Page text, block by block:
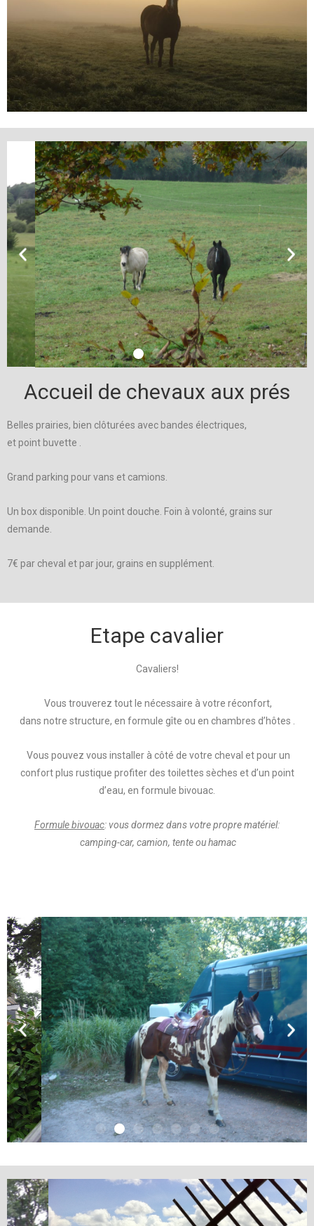
Accueil de chevaux aux prés
Belles prairies, bien clôturées avec bandes électriques,
et point buvette .
Grand parking pour vans et camions.
Un box disponible. Un point douche. Foin à volonté, grains sur
demande.
7€ par cheval et par jour, grains en supplément.
Etape cavalier
Cavaliers!
Vous trouverez tout le nécessaire à votre réconfort,
dans notre structure, en formule gîte ou en chambres d’hôtes .
Vous pouvez vous installer à côté de votre cheval et pour un
confort plus rustique profiter des toilettes sèches et d’un point
d’eau, en formule bivouac.
Formule bivouac: vous dormez dans votre propre matériel:
camping-car, camion, tente ou hamac